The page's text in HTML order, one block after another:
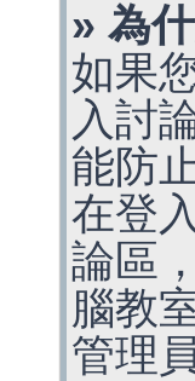
» 為
如果
入討
能防
在登
論區
腦教
管理